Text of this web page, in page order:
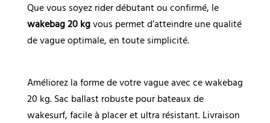
Que vous soyez rider débutant ou confirmé, le
wakebag 20 kgvous permet d’atteindre une qualité
de vague optimale, en toute simplicité.
Améliorez la forme de votre vague avec ce wakebag
20 kg. Sac ballast robuste pour bateaux de
wakesurf, facile à placer et ultra résistant. Livraison